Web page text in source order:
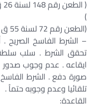
)
(الطعن رقم 72 لسنة 55 ق جلسة 1988/5/11)
– الشرط الفاسخ الصريح .
تحقق الشرط . سلب
ايقاعه . عدم وجوب
صورة دفع . الشرط
تلقائيا وعدم وجوبه حتماُ .
القاعدة: